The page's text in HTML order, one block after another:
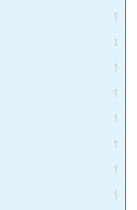
1
1
1
1
1
1
1
1